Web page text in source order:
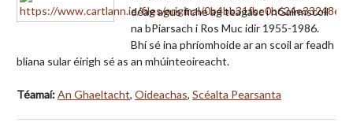
déag agus fiche ag teagasc i nGairmscoil
na bPiarsach i Ros Muc idir 1955-1986.
Bhí sé ina phríomhoide ar an scoil ar feadh
bliana sular éirigh sé as an mhúinteoireacht.
Téamaí:An Ghaeltacht, Oideachas, Scéalta Pearsanta